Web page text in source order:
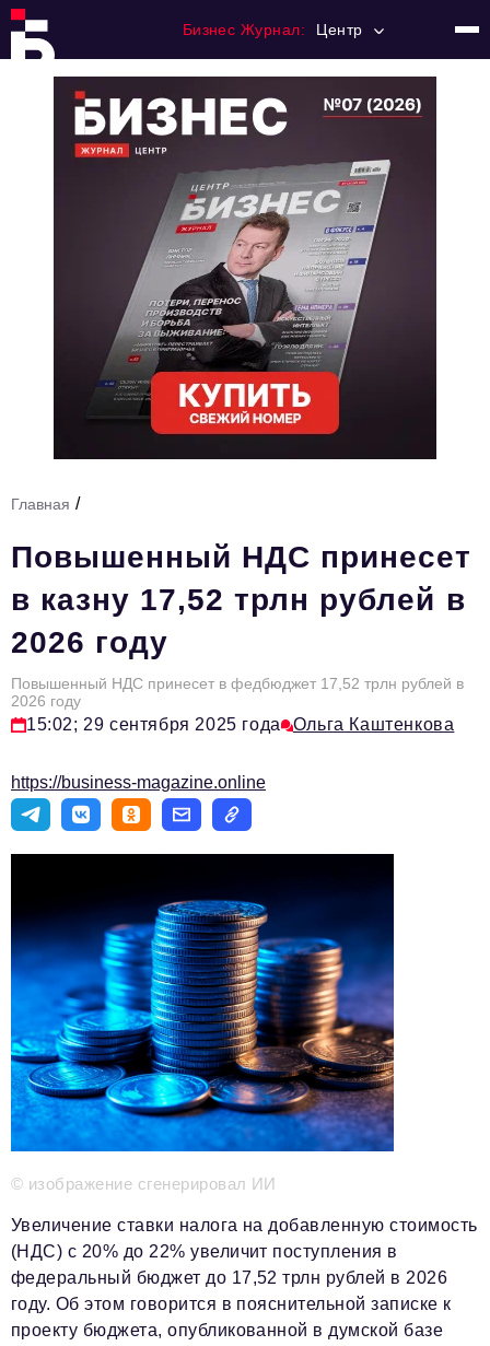
Бизнес Журнал: Центр
Регулирование
Премия "Тульский Бизнес"
История тульского предпринимательства
Тема номера
HR
Персона номера
Инфраструктура развития
Технологии и тренды
Импортозамещение
Мероприятия
Видео
Телефон редакции:+7 495 727-01-67
Электронные почты редакции:
Информационный отдел
info@business-magazine.online
Отдел рекламы
reklama@business-magazine.online
podpiska@business-magazine.online
Отдел по работе с партнерами
partner@business-magazine.online
Главная /
Повышенный НДС принесет
в казну 17,52 трлн рублей в
2026 году
Повышенный НДС принесет в федбюджет 17,52 трлн рублей в
2026 году
15:02; 29 сентября 2025 года Ольга Каштенкова
https://business-magazine.online
© изображение сгенерировал ИИ
Увеличение ставки налога на добавленную стоимость
(НДС) с 20% до 22% увеличит поступления в
федеральный бюджет до 17,52 трлн рублей в 2026
году. Об этом говорится в пояснительной записке к
проекту бюджета, опубликованной в думской базе